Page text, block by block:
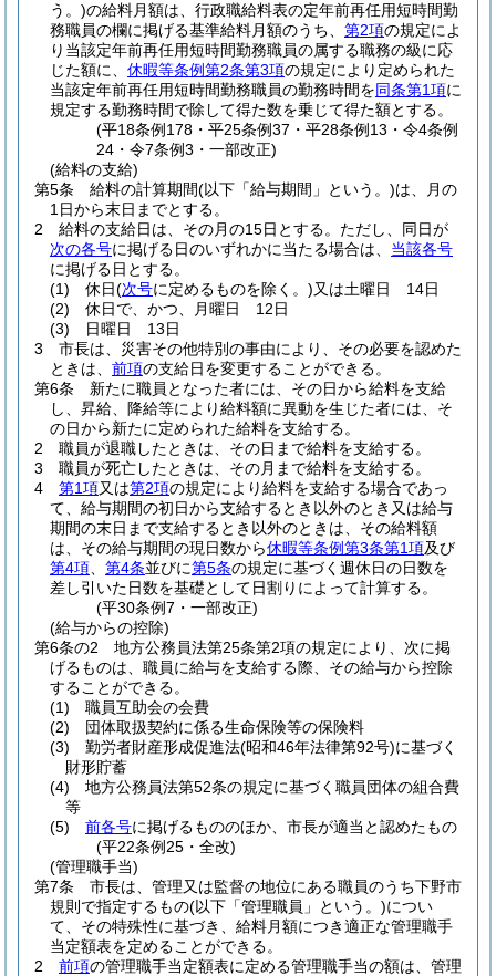
う。)の給料月額は、行政職給料表の定年前再任用短時間勤
務職員の欄に掲げる基準給料月額のうち、 第2項の規定によ
り当該定年前再任用短時間勤務職員の属する職務の級に応
じた額に、 休暇等条例第2条第3項の規定により定められた
当該定年前再任用短時間勤務職員の勤務時間を同条第1項に
規定する勤務時間で除して得た数を乗じて得た額とする。
(平18条例178・平25条例37・平28条例13・令4条例
24・令7条例3・一部改正)
(給料の支給)
第5条
給料の計算期間(以下「給与期間」という。)は、月の
1日から末日までとする。
2
給料の支給日は、その月の15日とする。 ただし、同日が
次の各号に掲げる日のいずれかに当たる場合は、 当該各号
に掲げる日とする。
(1)
休日(次号に定めるものを除く。)又は土曜日 14日
(2)
休日で、かつ、月曜日 12日
(3)
日曜日 13日
3
市長は、災害その他特別の事由により、その必要を認めた
ときは、 前項の支給日を変更することができる。
第6条
新たに職員となった者には、その日から給料を支給
し、昇給、降給等により給料額に異動を生じた者には、そ
の日から新たに定められた給料を支給する。
2
職員が退職したときは、その日まで給料を支給する。
3
職員が死亡したときは、その月まで給料を支給する。
4
第1項又は第2項の規定により給料を支給する場合であっ
て、給与期間の初日から支給するとき以外のとき又は給与
期間の末日まで支給するとき以外のときは、その給料額
は、その給与期間の現日数から休暇等条例第3条第1項及び
第4項
第4条並びに第5条の規定に基づく週休日の日数を
差し引いた日数を基礎として日割りによって計算する。
(平30条例7・一部改正)
(給与からの控除)
第6条の2
地方公務員法第25条第2項の規定により、次に掲
げるものは、職員に給与を支給する際、その給与から控除
することができる。
(1)
職員互助会の会費
(2)
団体取扱契約に係る生命保険等の保険料
(3)
勤労者財産形成促進法(昭和46年法律第92号)に基づく
財形貯蓄
(4)
地方公務員法第52条の規定に基づく職員団体の組合費
等
(5)
前各号に掲げるもののほか、市長が適当と認めたもの
(平22条例25・全改)
(管理職手当)
第7条
市長は、管理又は監督の地位にある職員のうち下野市
規則で指定するもの(以下「管理職員」という。)につい
て、その特殊性に基づき、給料月額につき適正な管理職手
当定額表を定めることができる。
2
前項の管理職手当定額表に定める管理職手当の額は、管理